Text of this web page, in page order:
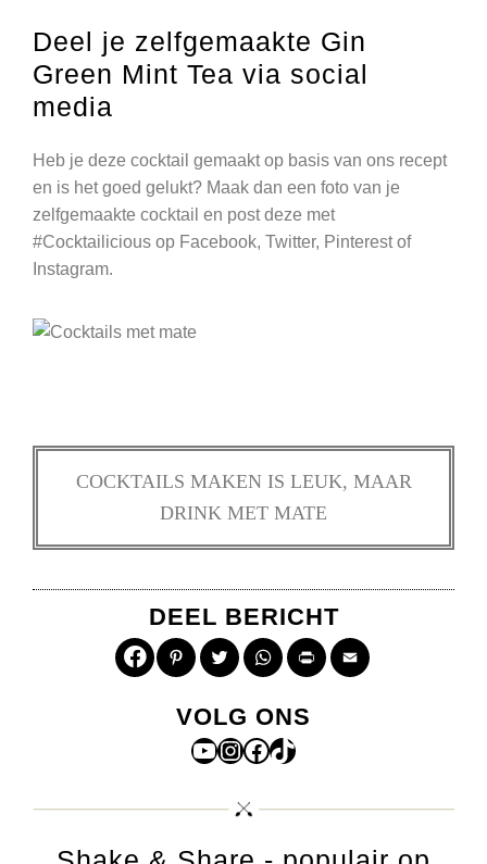
Deel je zelfgemaakte Gin
Green Mint Tea via social
media
Heb je deze cocktail gemaakt op basis van ons recept
en is het goed gelukt? Maak dan een foto van je
zelfgemaakte cocktail en post deze met
#Cocktailicious op Facebook, Twitter, Pinterest of
Instagram.
COCKTAILS MAKEN IS LEUK, MAAR
DRINK MET MATE
DEEL BERICHT
PinterestTwitterWhatsApp
Print
VOLG ONS
YouTube
Instagram
Facebook
TikTok